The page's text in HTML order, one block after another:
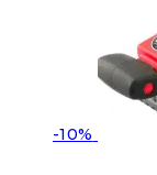
-10%